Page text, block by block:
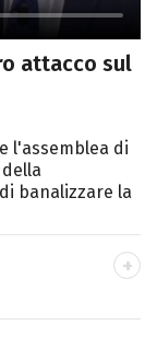
attacco sul
l'assemblea di
banalizzare la
all'IED